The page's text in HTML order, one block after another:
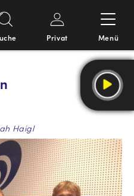
Privat Menü
Haigl